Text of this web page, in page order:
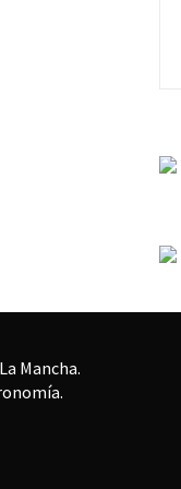
Mancha.